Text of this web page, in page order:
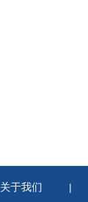
关于我们 |